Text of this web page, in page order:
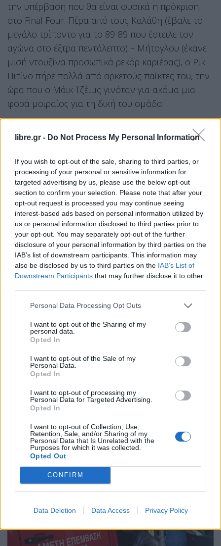
libre.gr - Do Not Process My Personal Information
If you wish to opt-out of the sale, sharing to third parties, or
processing of your personal or sensitive information for
targeted advertising by us, please use the below opt-out
section to confirm your selection. Please note that after your
opt-out request is processed you may continue seeing
interest-based ads based on personal information utilized by
us or personal information disclosed to third parties prior to
your opt-out. You may separately opt-out of the further
disclosure of your personal information by third parties on the
IAB’s list of downstream participants. This information may
also be disclosed by us to third parties on the IAB’s List of
Downstream Participants that may further disclose it to other
Personal Data Processing Opt Outs
I want to opt-out of the Sharing of my
personal data.
Opted In
I want to opt-out of the Sale of my
Personal Data.
Opted In
I want to opt-out of processing my
Personal Data for Targeted Advertising.
Opted In
I want to opt-out of Collection, Use,
Retention, Sale, and/or Sharing of my
Personal Data that Is Unrelated with the
Purposes for which it was collected.
Opted Out
CONFIRM
Data Deletion Data Access Privacy Policy
την υπέρβαση που θα είναι φυσικά η πρόκριση
στο Final Four. Πέρα από τους Καλάθη (έβαλε το
μεγάλο τρίποντο για το 89-89 που έστειλε τον
αγώνα στο έξτρα πεντάλεπτο) – Μήτογλου (έκανε
μισή ντουζίνα προσωπικά ρεκόρ καριέρας), ο Ρικ
Πιτίνο πήρε πολλά από αρκετούς παίκτες του, την
ώρα που ο Μάικ Τζέιμς γινόταν για ακόμα μια
φορά μοιραίος για τη δική του ομάδα.
Ο MVP
Μήτογλου, θα είναι πραγματικά άδικο αν το
βραβείο του MVP δεν μοιραστεί σε αυτούς τους
δύο. Ο Νικ έβαλε 22 πόντους από 3/5 δίποντα, 3/8
τρίποντα και 7/12 βολές, μάζεψε έξι ριμπάουντ,
μοίρασε 17 ασίστ για μόλις ένα λάθος, έκλεψε μια
μπάλα, κέρδισε εννέα φάουλ και έκλεισε το ματς
με 40 μονάδες στο σύστημα αξιολόγησης. Ο
Ντίνος, από την άλλη, έκανε ρεκόρ καριέρας σε
πόντους (25), εύστοχα δίποντα (11), ριμπάουντ
χρόνο συμμετοχής (40:35), ενώ είχε δύο ασίστ,
Σπουδαίο.
Facebook
Email Copy Link
Σχετικά Άρθρα